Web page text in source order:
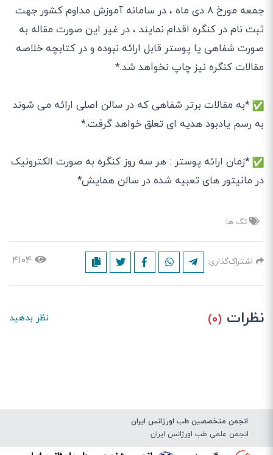
جمعه مورخ ۸ دی ماه ، در سامانه آموزش مداوم کشور جهت
ثبت نام در کنگره اقدام نمایند ، در غیر این صورت مقاله به
صورت شفاهی یا پوستر قابل ارائه نبوده و در کتابچه خلاصه
مقالات کنگره نیز چاپ نخواهد شد.*
*به مقالات برتر شفاهی که در سالن اصلی ارائه می شوند
به رسم یادبود هدیه ای تعلق خواهد گرفت.*
*زمان ارائه پوستر : هر سه روز کنگره به صورت الکترونیک
در مانیتور های تعبیه شده در سالن همایش*
تگ ها:
اشتراک‌گذاری: ۴۱۰۴
نظرات (۰) نظر بدهید
انجمن متخصصین طب اورژانس ایران
انجمن علمی طب اورژانس ایران